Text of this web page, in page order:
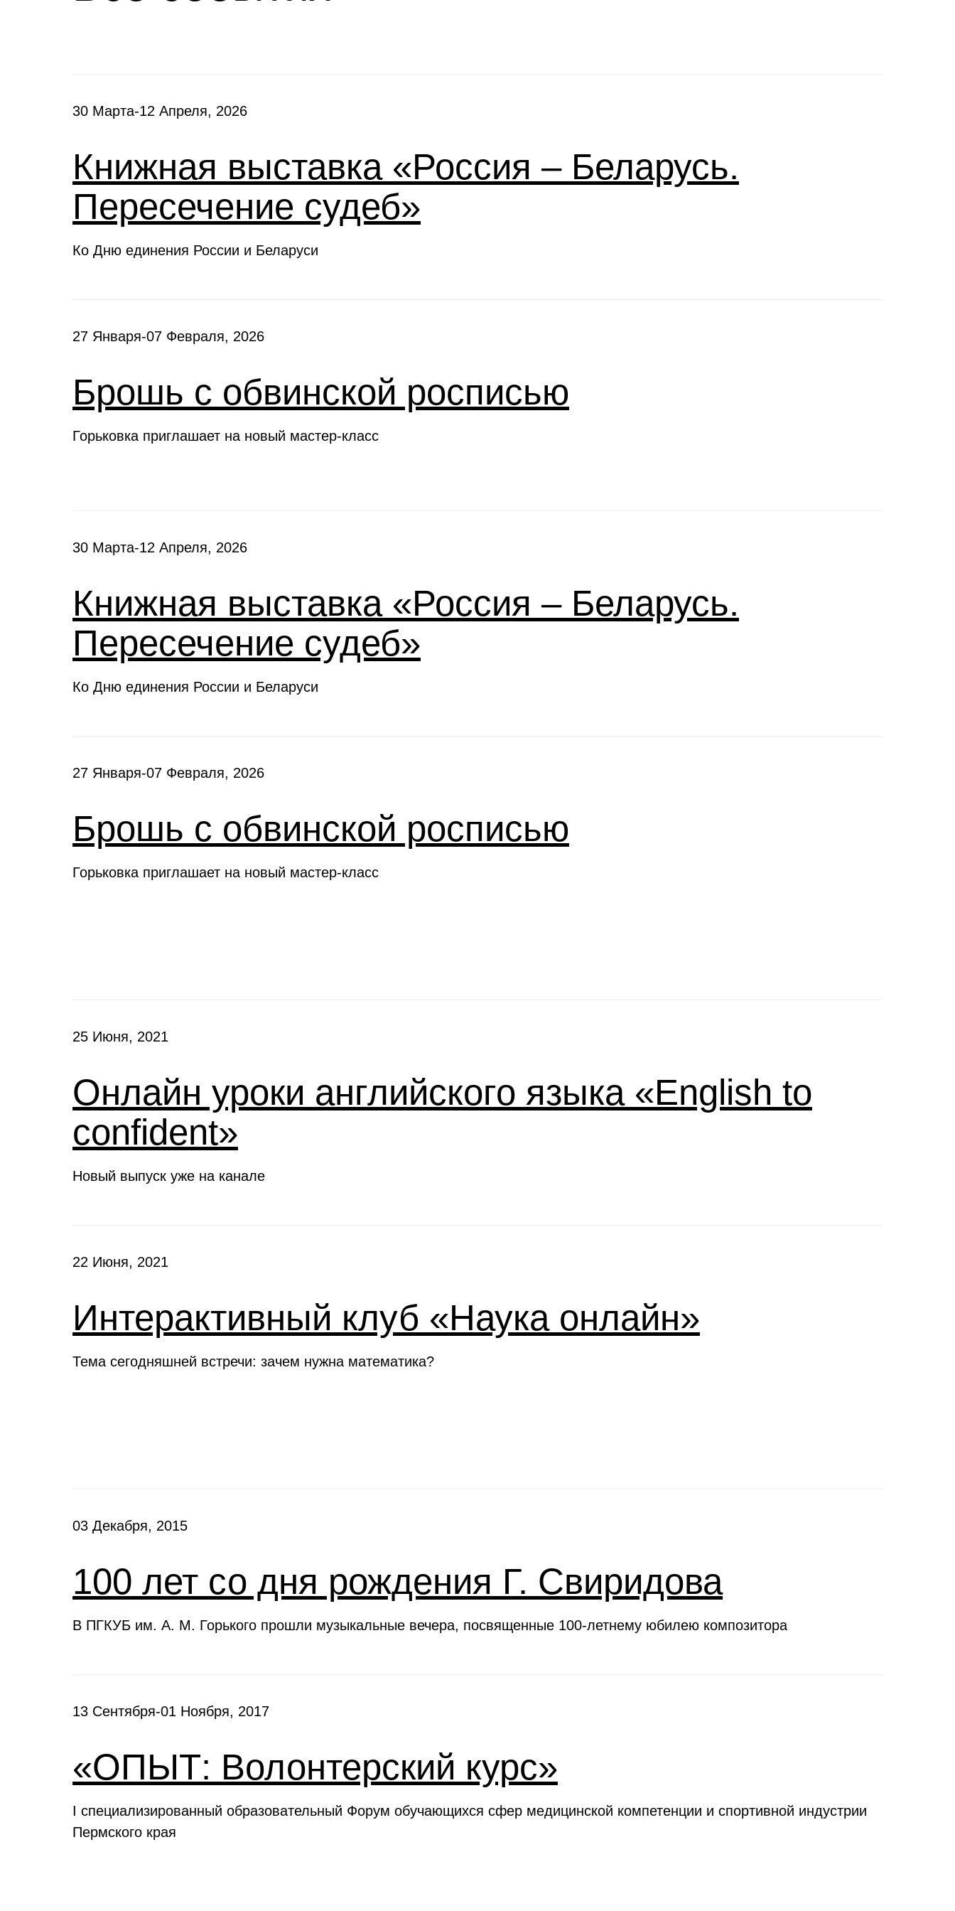
30 Марта-12 Апреля, 2026
Книжная выставка «Россия – Беларусь.
Пересечение судеб»
Ко Дню единения России и Беларуси
27 Января-07 Февраля, 2026
Брошь с обвинской росписью
Горьковка приглашает на новый мастер-класс
30 Марта-12 Апреля, 2026
Книжная выставка «Россия – Беларусь.
Пересечение судеб»
Ко Дню единения России и Беларуси
27 Января-07 Февраля, 2026
Брошь с обвинской росписью
Горьковка приглашает на новый мастер-класс
25 Июня, 2021
Онлайн уроки английского языка «English to
confident»
Новый выпуск уже на канале
22 Июня, 2021
Интерактивный клуб «Наука онлайн»
Тема сегодняшней встречи: зачем нужна математика?
03 Декабря, 2015
100 лет со дня рождения Г. Свиридова
В ПГКУБ им. А. М. Горького прошли музыкальные вечера, посвященные 100-летнему юбилею композитора
13 Сентября-01 Ноября, 2017
«ОПЫТ: Волонтерский курс»
I специализированный образовательный Форум обучающихся сфер медицинской компетенции и спортивной индустрии
Пермского края